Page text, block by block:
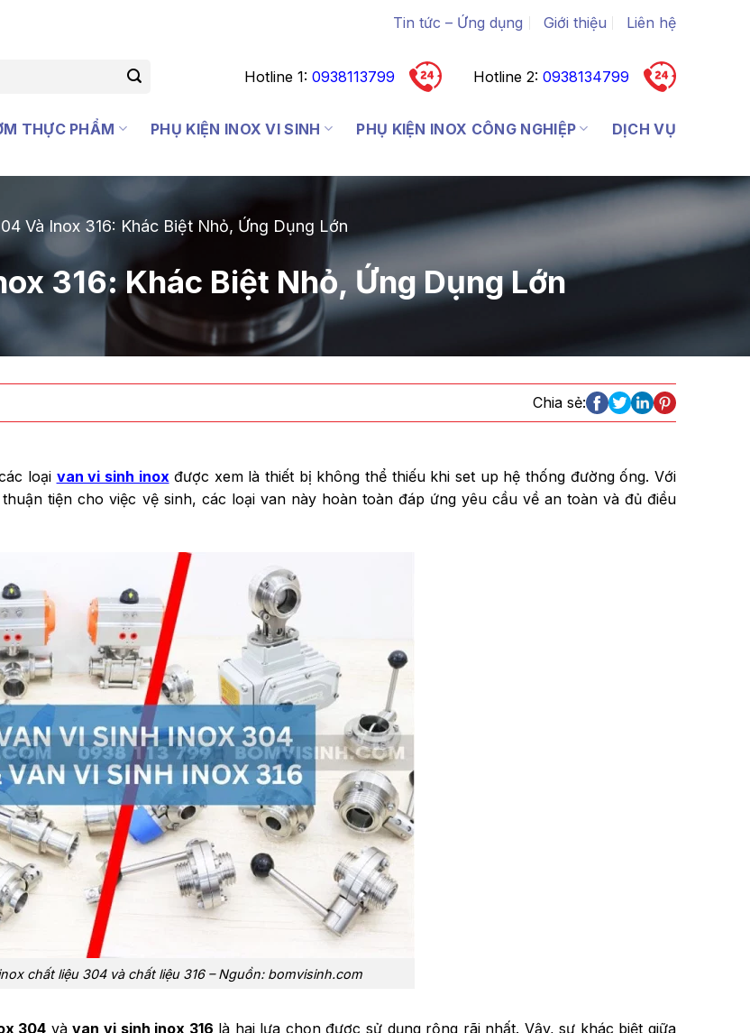
Tin tức – Ứng dụng Giới thiệu Liên hệ
Hotline 1:0938113799 Hotline 2: 0938134799
THỰC PHẨM PHỤ KIỆN INOX VI SINH PHỤ KIỆN INOX CÔNG NGHIỆP DỊCH VỤ
Và Inox 316: Khác Biệt Nhỏ, Ứng Dụng Lớn
316: Khác Biệt Nhỏ, Ứng Dụng Lớn
Chia sẻ:
loại van vi sinh inoxđược xem là thiết bị không thể thiếu khi set up hệ thống đường ống. Với
tiện cho việc vệ sinh, các loại van này hoàn toàn đáp ứng yêu cầu về an toàn và đủ điều
chất liệu 304 và chất liệu 316 – Nguồn: bomvisinh.com
304 vàvan vi sinh inox 316 là hai lựa chọn được sử dụng rộng rãi nhất. Vậy, sự khác biệt giữa